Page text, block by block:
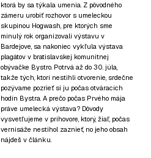
ktorá by sa týkala umenia. Z pôvodného
zámeru urobiť rozhovor s umeleckou
skupinou Hogwash, pre ktorých sme
minulý rok organizovali výstavu v
Bardejove, sa nakoniec vykľula výstava
plagátov v bratislavskej komunitnej
obývačke Bystro. Potrvá až do 30. júla,
takže tých, ktorí nestihli otvorenie, srdečne
pozývame pozrieť si ju počas otváracích
hodín Bystra. A prečo počas Prvého mája
práve umelecká výstava? Dôvody
vysvetľujeme v príhovore, ktorý, žiaľ, počas
vernisáže nestihol zaznieť, no jeho obsah
nájdeš v článku.